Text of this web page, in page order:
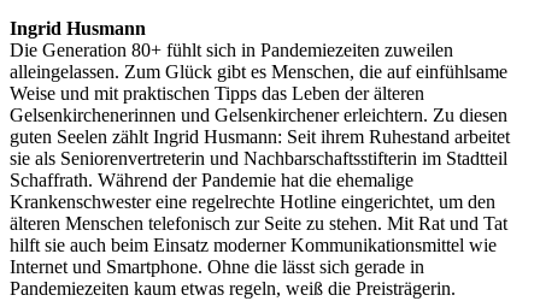
Ingrid Husmann
Die Generation 80+ fühlt sich in Pandemiezeiten zuweilen
alleingelassen. Zum Glück gibt es Menschen, die auf einfühlsame
Weise und mit praktischen Tipps das Leben der älteren
Gelsenkirchenerinnen und Gelsenkirchener erleichtern. Zu diesen
guten Seelen zählt Ingrid Husmann: Seit ihrem Ruhestand arbeitet
sie als Seniorenvertreterin und Nachbarschaftsstifterin im Stadtteil
Schaffrath. Während der Pandemie hat die ehemalige
Krankenschwester eine regelrechte Hotline eingerichtet, um den
älteren Menschen telefonisch zur Seite zu stehen. Mit Rat und Tat
hilft sie auch beim Einsatz moderner Kommunikationsmittel wie
Internet und Smartphone. Ohne die lässt sich gerade in
Pandemiezeiten kaum etwas regeln, weiß die Preisträgerin.